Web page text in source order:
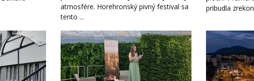
atmosfére. Horehronský pivný festival sa
tento ...
pribudla